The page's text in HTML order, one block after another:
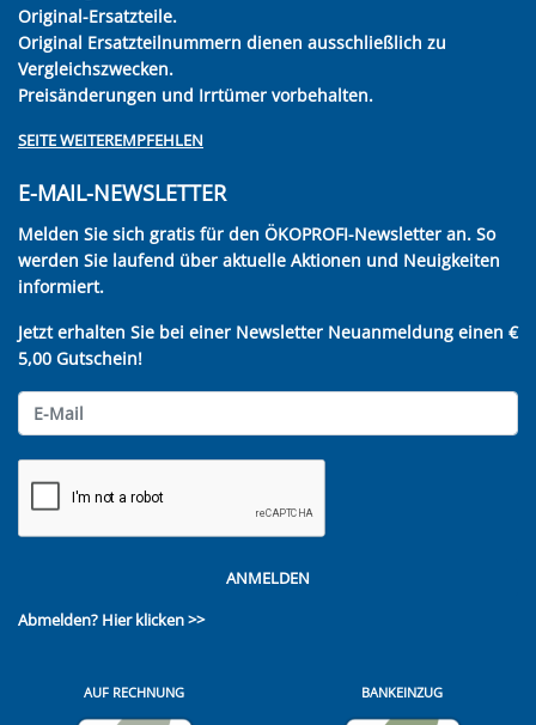
Original-Ersatzteile.
Original Ersatzteilnummern dienen ausschließlich zu
Vergleichszwecken.
Preisänderungen und Irrtümer vorbehalten.
SEITE WEITEREMPFEHLEN
E-MAIL-NEWSLETTER
Melden Sie sich gratis für den ÖKOPROFI-Newsletter an. So
werden Sie laufend über aktuelle Aktionen und Neuigkeiten
informiert.
Jetzt erhalten Sie bei einer Newsletter Neuanmeldung einen €
5,00 Gutschein!
ANMELDEN
Abmelden? Hier klicken >>
AUF RECHNUNG BANKEINZUG